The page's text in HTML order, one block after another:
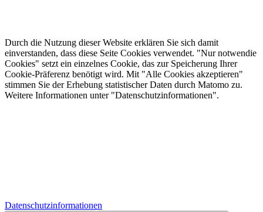
Durch die Nutzung dieser Website erklären Sie sich damit
einverstanden, dass diese Seite Cookies verwendet. "Nur notwendie
Cookies" setzt ein einzelnes Cookie, das zur Speicherung Ihrer
Cookie-Präferenz benötigt wird. Mit "Alle Cookies akzeptieren"
stimmen Sie der Erhebung statistischer Daten durch Matomo zu.
Weitere Informationen unter "Datenschutzinformationen".
Datenschutzinformationen